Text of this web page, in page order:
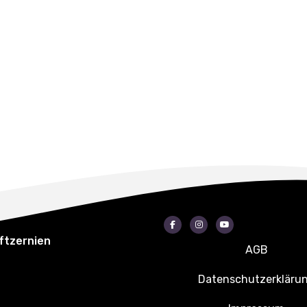
FacebookInstagram
AGB